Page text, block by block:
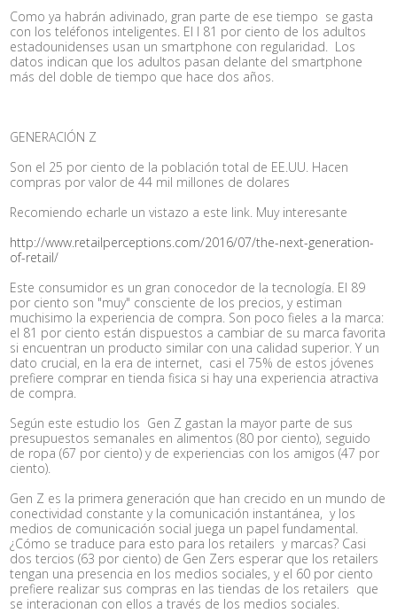
Como ya habrán adivinado, gran parte de ese tiempo se gasta
con los teléfonos inteligentes. El l 81 por ciento de los adultos
estadounidenses usan un smartphone con regularidad. Los
datos indican que los adultos pasan delante del smartphone
más del doble de tiempo que hace dos años.
GENERACIÓN Z
Son el 25 por ciento de la población total de EE.UU. Hacen
compras por valor de 44 mil millones de dolares
Recomiendo echarle un vistazo a este link. Muy interesante
http://www.retailperceptions.com/2016/07/the-next-generation-
of-retail/
Este consumidor es un gran conocedor de la tecnología. El 89
por ciento son "muy" consciente de los precios, y estiman
muchisimo la experiencia de compra. Son poco fieles a la marca:
el 81 por ciento están dispuestos a cambiar de su marca favorita
si encuentran un producto similar con una calidad superior. Y un
dato crucial, en la era de internet, casi el 75% de estos jóvenes
prefiere comprar en tienda fisica si hay una experiencia atractiva
de compra.
Según este estudio los Gen Z gastan la mayor parte de sus
presupuestos semanales en alimentos (80 por ciento), seguido
de ropa (67 por ciento) y de experiencias con los amigos (47 por
ciento).
Gen Z es la primera generación que han crecido en un mundo de
conectividad constante y la comunicación instantánea, y los
medios de comunicación social juega un papel fundamental.
¿Cómo se traduce para esto para los retailers y marcas? Casi
dos tercios (63 por ciento) de Gen Zers esperar que los retailers
tengan una presencia en los medios sociales, y el 60 por ciento
prefiere realizar sus compras en las tiendas de los retailers que
se interacionan con ellos a través de los medios sociales.